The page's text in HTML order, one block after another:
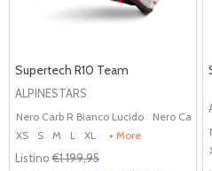
Supertech R10 Team
ALPINESTARS
Nero Carb R Bianco Lucido
Nero Carb R
XS
S M L XL + More
Listino €1 199,95